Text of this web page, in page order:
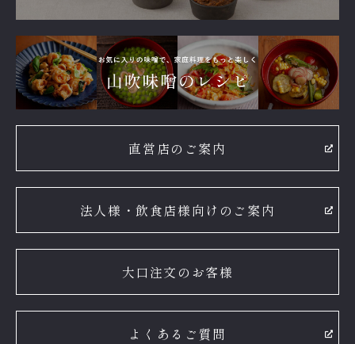
直営店のご案内
法人様・飲食店様向けのご案内
大口注文のお客様
よくあるご質問